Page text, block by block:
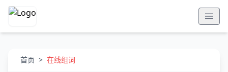
首页 > 在线组词